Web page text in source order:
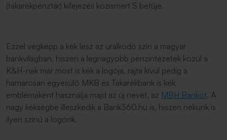
(takarékpénztár) kifejezés közismert S betűje.
Ezzel végképp a kék lesz az uralkodó szín a magyar
bankvilágban, hiszen a legnagyobb pénzintézetek közül a
K&H-nak már most is kék a logója, rajta kívül pedig a
hamarosan egyesülő MKB és Takarékbank is kék
emblémaként használja majd az új nevét, az MBH Bankot. A
nagy kékségbe illeszkedik a Bank360.hu is, hiszen nekünk is
ilyen színű a logónk.